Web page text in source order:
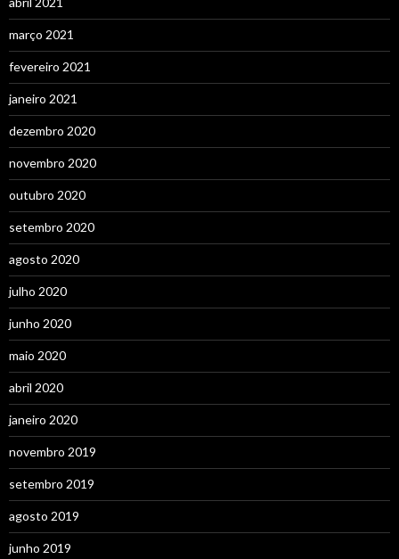
março 2021
fevereiro 2021
janeiro 2021
dezembro 2020
novembro 2020
outubro 2020
setembro 2020
agosto 2020
julho 2020
junho 2020
maio 2020
abril 2020
janeiro 2020
novembro 2019
setembro 2019
agosto 2019
junho 2019